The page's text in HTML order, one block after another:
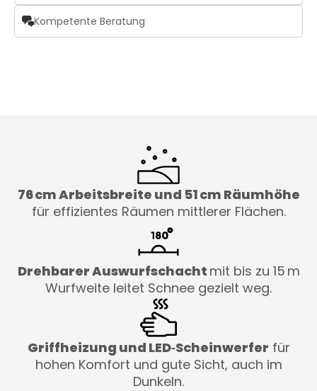
Kompetente Beratung
76 cm Arbeitsbreite und 51 cm Räumhöhe
für effizientes Räumen mittlerer Flächen.
Drehbarer Auswurfschacht mit bis zu 15 m
Wurfweite leitet Schnee gezielt weg.
Griffheizung und LED‑Scheinwerfer für
hohen Komfort und gute Sicht, auch im
Dunkeln.